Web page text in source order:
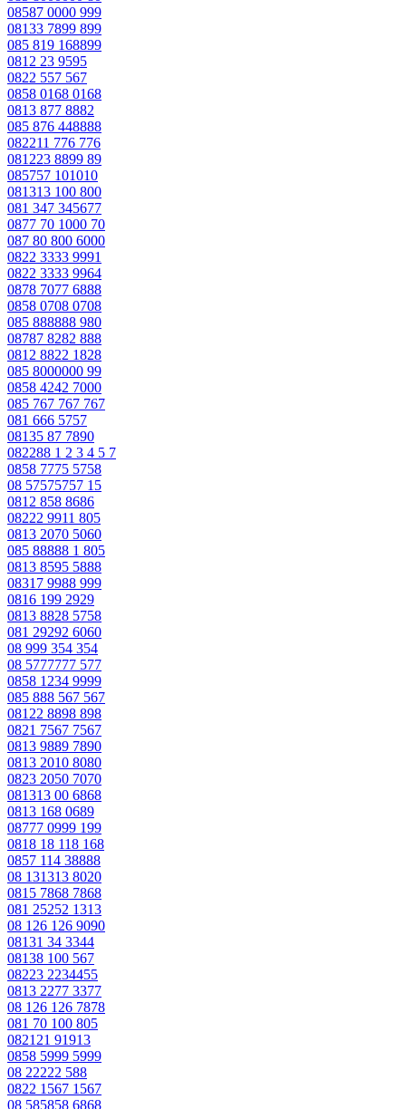
08587 0000 999
08133 7899 899
085 819 168899
0812 23 9595
0822 557 567
0858 0168 0168
0813 877 8882
085 876 448888
082211 776 776
081223 8899 89
085757 101010
081313 100 800
081 347 345677
0877 70 1000 70
087 80 800 6000
0822 3333 9991
0822 3333 9964
0878 7077 6888
0858 0708 0708
085 888888 980
08787 8282 888
0812 8822 1828
085 8000000 99
0858 4242 7000
085 767 767 767
081 666 5757
08135 87 7890
082288 1 2 3 4 5 7
0858 7775 5758
08 57575757 15
0812 858 8686
08222 9911 805
0813 2070 5060
085 88888 1 805
0813 8595 5888
08317 9988 999
0816 199 2929
0813 8828 5758
081 29292 6060
08 999 354 354
08 5777777 577
0858 1234 9999
085 888 567 567
08122 8898 898
0821 7567 7567
0813 9889 7890
0813 2010 8080
0823 2050 7070
081313 00 6868
0813 168 0689
08777 0999 199
0818 18 118 168
0857 114 38888
08 131313 8020
0815 7868 7868
081 25252 1313
08 126 126 9090
08131 34 3344
08138 100 567
08223 2234455
0813 2277 3377
08 126 126 7878
081 70 100 805
082121 91913
0858 5999 5999
08 22222 588
0822 1567 1567
08 585858 6868